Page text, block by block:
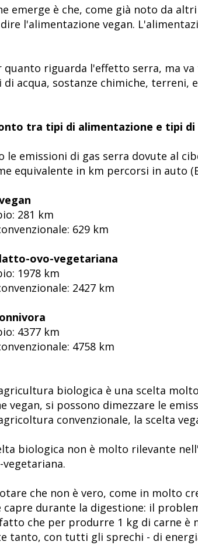
emerge è che, come già noto da
l'alimentazione vegan.
quanto riguarda l'effetto serra, ma
di acqua, sostanze chimiche, terreni,
tra tipi di alimentazione e tipi di
le emissioni di gas serra dovute al
equivalente in km percorsi in auto
281 km
629 km
ovo-vegetariana
1978 km
2427 km
4377 km
4758 km
biologica è una scelta
vegan, si possono dimezzare le
convenzionale, la scelta
biologica non è molto rilevante
che non è vero, come in molto
capre durante la digestione: il
che per produrre 1 kg di carne
tanto, con tutti gli sprechi - di